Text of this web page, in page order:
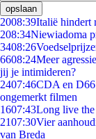
opslaan
2008:39Italië hindert
208:34Niewiadoma
3408:26
6608:24Meer
jij je intimideren?
2407:46CDA en
ongemerkt filmen
1607:43Long live
2107:30Vier
van Breda